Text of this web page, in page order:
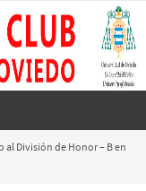
al División de Honor – B en